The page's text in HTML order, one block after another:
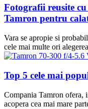
Fotografii reusite
Tamron pentru
Vara se apropie si
cele mai multe ori
Top 5 cele mai
Compania Tamron ofera,
acopera cea mai mare